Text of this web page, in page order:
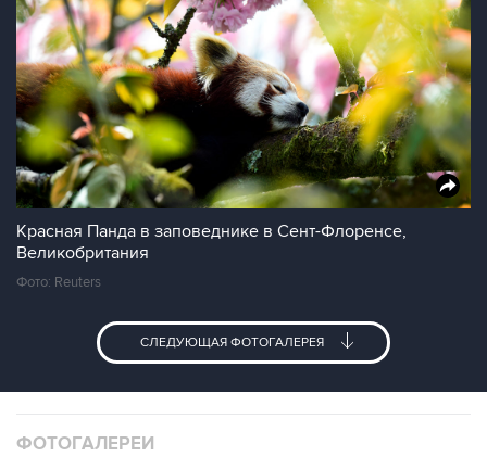
Красная Панда в заповеднике в Сент-Флоренсе,
Великобритания
Фото: Reuters
СЛЕДУЮЩАЯ ФОТОГАЛЕРЕЯ
ФОТОГАЛЕРЕИ